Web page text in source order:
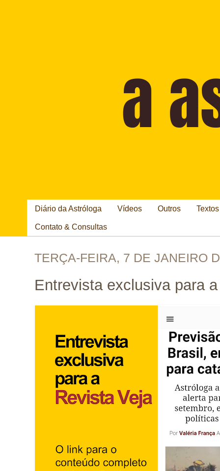
Diário da Astróloga Vídeos Outros
Contato & Consultas
TERÇA-FEIRA, 7 DE JANEIRO
Entrevista exclusiva para